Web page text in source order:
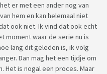
er met een ander nog van
hem en kan helemaal niet
ook niet. Ik vind dat ook echt
moment waar de serie nu is
lang dit geleden is, ik volg
Dan mag het een tijdje om
Het is nogal een proces. Maar